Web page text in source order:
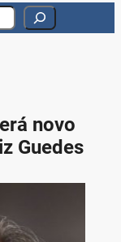
novo
Guedes